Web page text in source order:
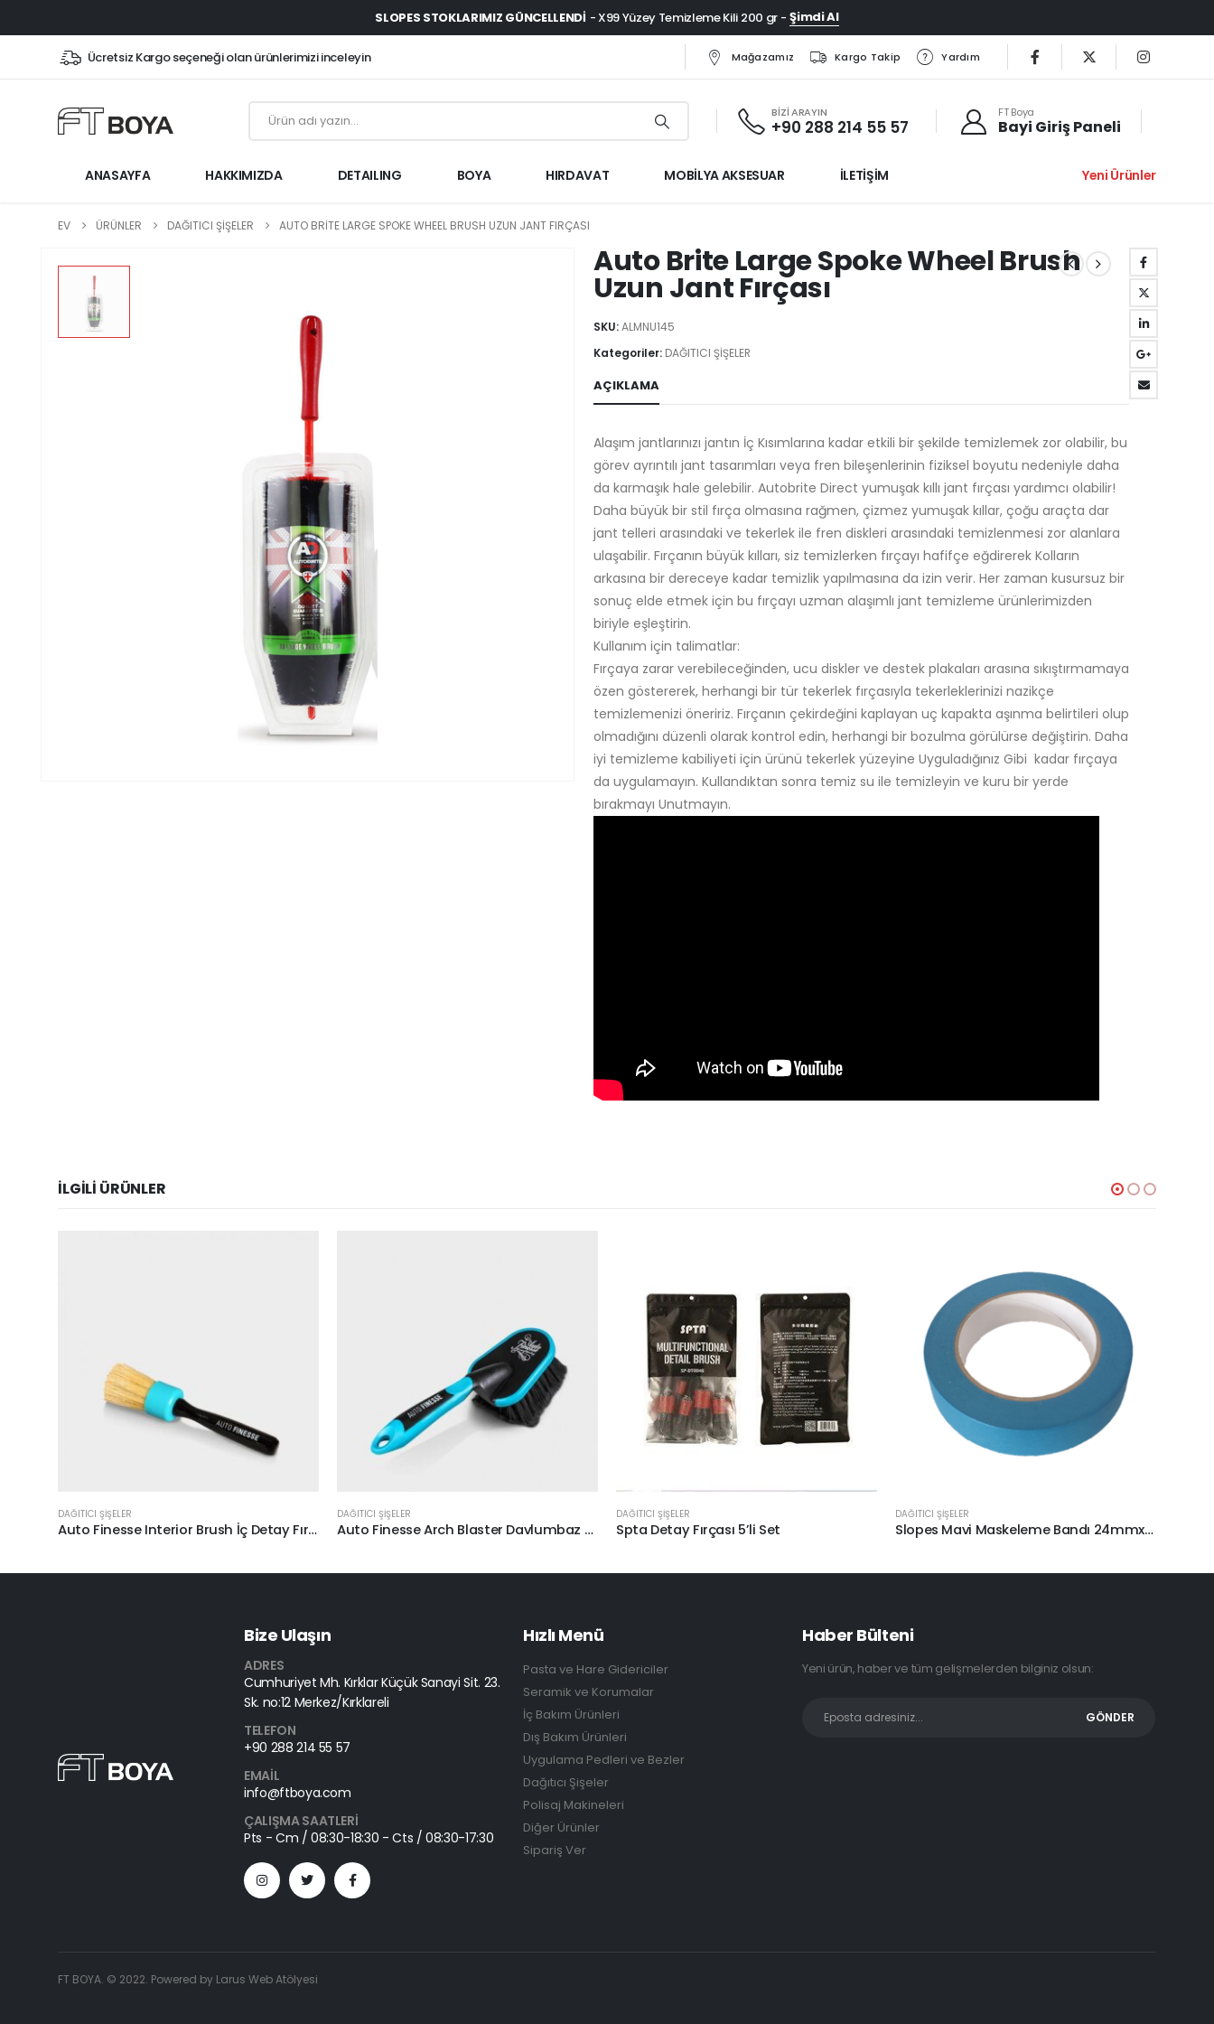
SLOPES STOKLARIMIZ GÜNCELLENDI - X99 Yüzey Temizleme Kili 200 gr - Şimdi Al
Ücretsiz Kargo seçeneği olan ürünlerimizi inceleyin Mağazamız Kargo Takip Yardım
BİZİ ARAYIN
+90 288 214 55 57
FT Boya
Bayi Giriş Paneli
ANASAYFA HAKKIMIZDA DETAILING BOYA HIRDAVAT MOBİLYA AKSESUAR İLETİŞİM Yeni Ürünler
EV ÜRÜNLER DAĞITICI ŞİŞELER AUTO BRITE LARGE SPOKE WHEEL BRUSH UZUN JANT FIRÇASI
Auto Brite Large Spoke Wheel Brush
Uzun Jant Fırçası
SKU:ALMNU145
Kategoriler: DAĞITICI ŞİŞELER
AÇIKLAMA
Alaşım jantlarınızı jantın İç Kısımlarına kadar etkili bir şekilde temizlemek zor olabilir, bu
görev ayrıntılı jant tasarımları veya fren bileşenlerinin fiziksel boyutu nedeniyle daha
da karmaşık hale gelebilir. Autobrite Direct yumuşak kıllı jant fırçası yardımcı olabilir!
Daha büyük bir stil fırça olmasına rağmen, çizmez yumuşak kıllar, çoğu araçta dar
jant telleri arasındaki ve tekerlek ile fren diskleri arasındaki temizlenmesi zor alanlara
ulaşabilir. Fırçanın büyük kılları, siz temizlerken fırçayı hafifçe eğdirerek Kolların
arkasına bir dereceye kadar temizlik yapılmasına da izin verir. Her zaman kusursuz bir
sonuç elde etmek için bu fırçayı uzman alaşımlı jant temizleme ürünlerimizden
biriyle eşleştirin.
Kullanım için talimatlar:
Fırçaya zarar verebileceğinden, ucu diskler ve destek plakaları arasına sıkıştırmamaya
özen göstererek, herhangi bir tür tekerlek fırçasıyla tekerleklerinizi nazikçe
temizlemenizi öneririz. Fırçanın çekirdeğini kaplayan uç kapakta aşınma belirtileri olup
olmadığını düzenli olarak kontrol edin, herhangi bir bozulma görülürse değiştirin. Daha
iyi temizleme kabiliyeti için ürünü tekerlek yüzeyine Uyguladığınız Gibi kadar fırçaya
da uygulamayın. Kullandıktan sonra temiz su ile temizleyin ve kuru bir yerde
bırakmayı Unutmayın.
İLGILI ÜRÜNLER
DAĞITICI ŞİŞELER
Auto Finesse Interior Brush İç Detay Fırçası
DAĞITICI ŞİŞELER
Auto Finesse Arch Blaster Davlumbaz Fırçası
DAĞITICI ŞİŞELER
Spta Detay Fırçası 5’li Set
DAĞITICI ŞİŞELER
Slopes Mavi Maskeleme Bandı 24mmx50mt
Bize Ulaşın
ADRES
Cumhuriyet Mh. Kırklar Küçük Sanayi Sit. 23.
Sk. no:12 Merkez/Kırklareli
TELEFON
+90 288 214 55 57
EMAIL
info@ftboya.com
ÇALIŞMA SAATLERI
Pts - Cm / 08:30-18:30 - Cts / 08:30-17:30
Hızlı Menü
Pasta ve Hare Gidericiler
Seramik ve Korumalar
İç Bakım Ürünleri
Dış Bakım Ürünleri
Uygulama Pedleri ve Bezler
Dağıtıcı Şişeler
Polisaj Makineleri
Diğer Ürünler
Sipariş Ver
Haber Bülteni
Yeni ürün, haber ve tüm gelişmelerden bilginiz olsun:
FT BOYA. © 2022. Powered by Larus Web Atölyesi